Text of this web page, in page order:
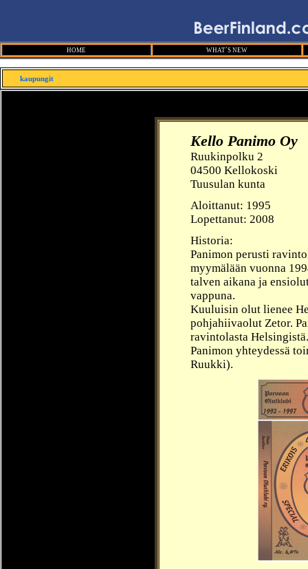
HOME WHAT´S NEW
kaupungit
Kello Panimo Oy
Ruukinpolku 2
04500 Kellokoski
Tuusulan kunta
Aloittanut: 1995
Lopettanut: 2008
Historia:
Panimon perusti
myymälään vuonna
talven aikana ja
vappuna.
Kuuluisin olut lienee
pohjahiivaolut Zetor.
ravintolasta Helsingistä.
Panimon yhteydessä
Ruukki).